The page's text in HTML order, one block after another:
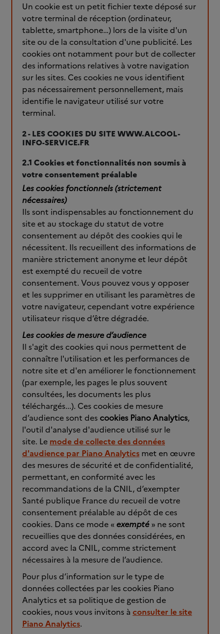
Un cookie est un petit fichier texte déposé sur
votre terminal de réception (ordinateur,
tablette, smartphone…) lors de la visite d'un
site ou de la consultation d'une publicité. Les
cookies ont notamment pour but de collecter
des informations relatives à votre navigation
sur les sites. Ces cookies ne vous identifient
pas nécessairement personnellement, mais
identifie le navigateur utilisé sur votre
terminal.
2 - LES COOKIES DU SITE WWW.ALCOOL-
INFO-SERVICE.FR
2.1 Cookies et fonctionnalités non soumis à
votre consentement préalable
Les cookies fonctionnels (strictement
nécessaires)
Ils sont indispensables au fonctionnement du
site et au stockage du statut de votre
consentement au dépôt des cookies qui le
nécessitent. Ils recueillent des informations de
manière strictement anonyme et leur dépôt
est exempté du recueil de votre
consentement. Vous pouvez vous y opposer
et les supprimer en utilisant les paramètres de
votre navigateur, cependant votre expérience
utilisateur risque d’être dégradée.
Les cookies de mesure d’audience
Il s'agit des cookies qui nous permettent de
connaître l'utilisation et les performances de
notre site et d'en améliorer le fonctionnement
(par exemple, les pages le plus souvent
consultées, les documents les plus
téléchargés...). Ces cookies de mesure
d’audience sont descookies Piano Analytics,
l'outil d'analyse d'audience utilisé sur le
site. Le mode de collecte des données
d'audience par Piano Analytics met en œuvre
des mesures de sécurité et de confidentialité,
permettant, en conformité avec les
recommandations de la CNIL, d’exempter
Santé publique France du recueil de votre
consentement préalable au dépôt de ces
cookies. Dans ce mode «exempté » ne sont
recueillies que des données considérées, en
accord avec la CNIL, comme strictement
nécessaires à la mesure de l’audience.
Pour plus d’information sur le type de
données collectées par les cookies Piano
Analytics et sa politique de gestion de
cookies, nous vous invitons à consulter le site
Piano Analytics.